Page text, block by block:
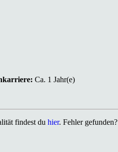
Ca. 1 Jahr(e)
findest du hier. Fehler gefunden?